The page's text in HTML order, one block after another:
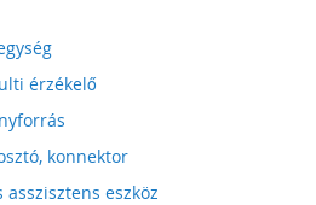
érzékelő
konnektor
asszisztens eszköz